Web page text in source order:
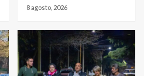
8 agosto, 2026